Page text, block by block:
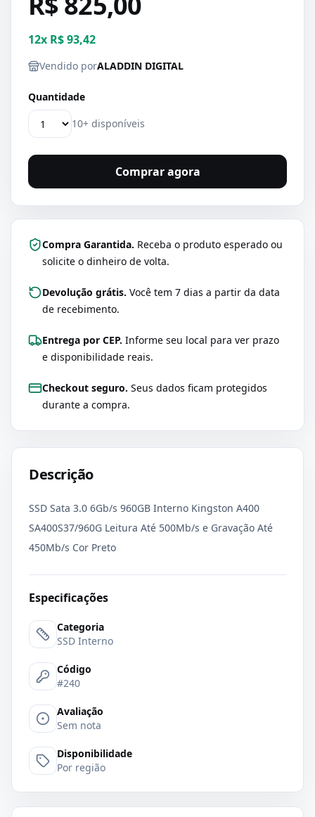
12x R$ 93,42
Vendido porALADDIN DIGITAL
Quantidade
10+ disponíveis
Comprar agora
Compra Garantida. Receba o produto esperado ou
solicite o dinheiro de volta.
Devolução grátis. Você tem 7 dias a partir da data
de recebimento.
Entrega por CEP. Informe seu local para ver prazo
e disponibilidade reais.
Checkout seguro. Seus dados ficam protegidos
durante a compra.
Descrição
SSD Sata 3.0 6Gb/s 960GB Interno Kingston A400
SA400S37/960G Leitura Até 500Mb/s e Gravação Até
450Mb/s Cor Preto
Especificações
Categoria
SSD Interno
Código
#240
Avaliação
Sem nota
Disponibilidade
Por região